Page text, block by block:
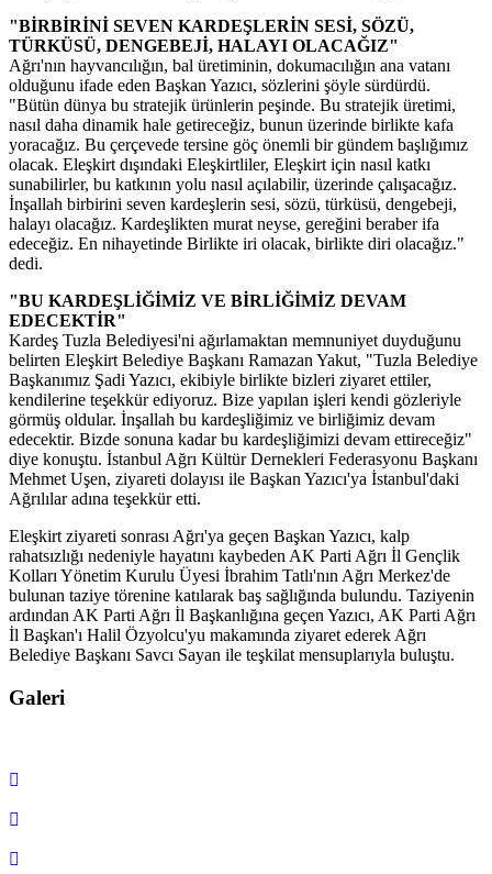
"BİRBİRİNİ SEVEN KARDEŞLERİN SESİ, SÖZÜ,
TÜRKÜSÜ, DENGEBEJİ, HALAYI OLACAĞIZ"
Ağrı'nın hayvancılığın, bal üretiminin, dokumacılığın ana vatanı
olduğunu ifade eden Başkan Yazıcı, sözlerini şöyle sürdürdü.
"Bütün dünya bu stratejik ürünlerin peşinde. Bu stratejik üretimi,
nasıl daha dinamik hale getireceğiz, bunun üzerinde birlikte kafa
yoracağız. Bu çerçevede tersine göç önemli bir gündem başlığımız
olacak. Eleşkirt dışındaki Eleşkirtliler, Eleşkirt için nasıl katkı
sunabilirler, bu katkının yolu nasıl açılabilir, üzerinde çalışacağız.
İnşallah birbirini seven kardeşlerin sesi, sözü, türküsü, dengebeji,
halayı olacağız. Kardeşlikten murat neyse, gereğini beraber ifa
edeceğiz. En nihayetinde Birlikte iri olacak, birlikte diri olacağız."
dedi.
"BU KARDEŞLİĞİMİZ VE BİRLİĞİMİZ DEVAM
EDECEKTİR"
Kardeş Tuzla Belediyesi'ni ağırlamaktan memnuniyet duyduğunu
belirten Eleşkirt Belediye Başkanı Ramazan Yakut, "Tuzla Belediye
Başkanımız Şadi Yazıcı, ekibiyle birlikte bizleri ziyaret ettiler,
kendilerine teşekkür ediyoruz. Bize yapılan işleri kendi gözleriyle
görmüş oldular. İnşallah bu kardeşliğimiz ve birliğimiz devam
edecektir. Bizde sonuna kadar bu kardeşliğimizi devam ettireceğiz"
diye konuştu. İstanbul Ağrı Kültür Dernekleri Federasyonu Başkanı
Mehmet Uşen, ziyareti dolayısı ile Başkan Yazıcı'ya İstanbul'daki
Ağrılılar adına teşekkür etti.
Eleşkirt ziyareti sonrası Ağrı'ya geçen Başkan Yazıcı, kalp
rahatsızlığı nedeniyle hayatını kaybeden AK Parti Ağrı İl Gençlik
Kolları Yönetim Kurulu Üyesi İbrahim Tatlı'nın Ağrı Merkez'de
bulunan taziye törenine katılarak baş sağlığında bulundu. Taziyenin
ardından AK Parti Ağrı İl Başkanlığına geçen Yazıcı, AK Parti Ağrı
İl Başkan'ı Halil Özyolcu'yu makamında ziyaret ederek Ağrı
Belediye Başkanı Savcı Sayan ile teşkilat mensuplarıyla buluştu.
Galeri